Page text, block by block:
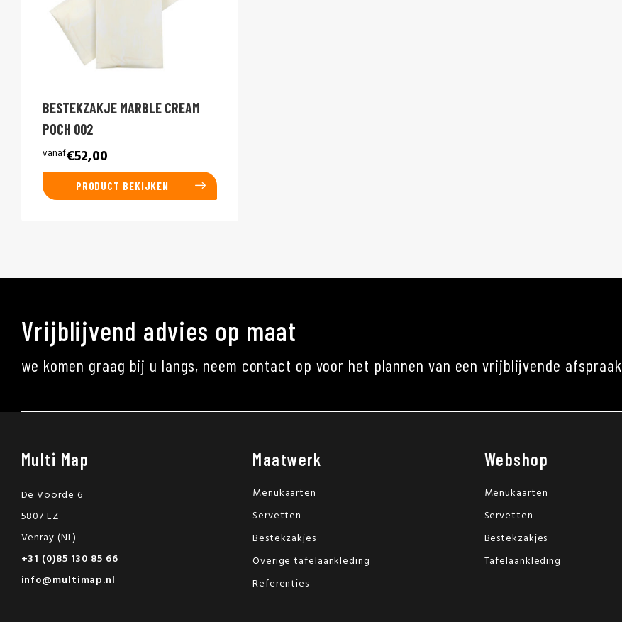
BESTEKZAKJE MARBLE CREAM
POCH 002
vanaf€52,00
PRODUCT BEKIJKEN
Vrijblijvend advies op maat
we komen graag bij u langs, neem contact op voor het plannen van een vrijblijvende afspraak
Multi Map
De Voorde 6
5807 EZ
Venray (NL)
+31 (0)85 130 85 66
info@multimap.nl
Maatwerk
Menukaarten
Servetten
Bestekzakjes
Overige tafelaankleding
Referenties
Webshop
Menukaarten
Servetten
Bestekzakjes
Tafelaankleding